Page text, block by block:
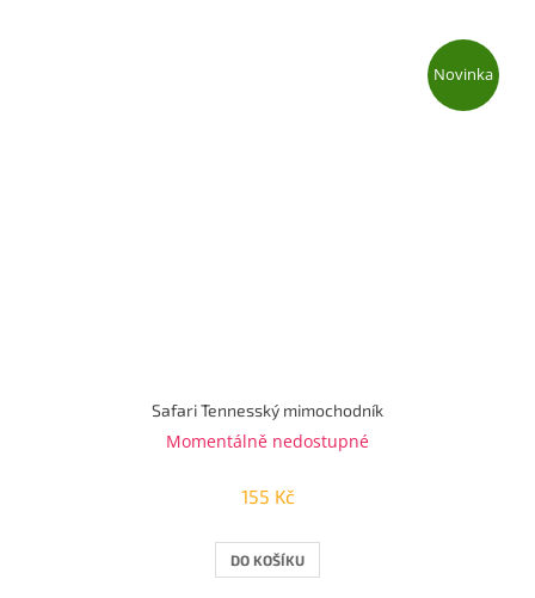
Novinka
Safari Tennesský mimochodník
Momentálně nedostupné
155 Kč
DO KOŠÍKU